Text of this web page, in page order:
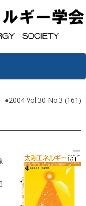
●2004 Vol.30 No.3 (161)